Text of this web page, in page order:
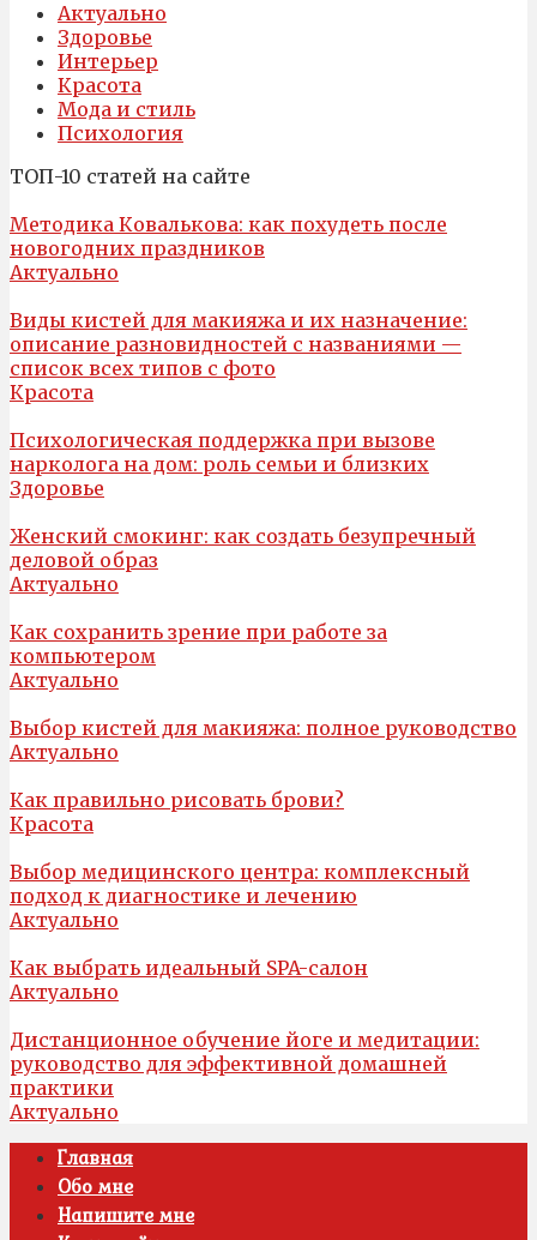
Актуально
Здоровье
Интерьер
Красота
Мода и стиль
Психология
ТОП-10 статей на сайте
Методика Ковалькова: как похудеть после
новогодних праздников
Актуально
Виды кистей для макияжа и их назначение:
описание разновидностей с названиями —
список всех типов с фото
Красота
Психологическая поддержка при вызове
нарколога на дом: роль семьи и близких
Здоровье
Женский смокинг: как создать безупречный
деловой образ
Актуально
Как сохранить зрение при работе за
компьютером
Актуально
Выбор кистей для макияжа: полное руководство
Актуально
Как правильно рисовать брови?
Красота
Выбор медицинского центра: комплексный
подход к диагностике и лечению
Актуально
Как выбрать идеальный SPA-салон
Актуально
Дистанционное обучение йоге и медитации:
руководство для эффективной домашней
практики
Актуально
Главная
Обо мне
Напишите мне